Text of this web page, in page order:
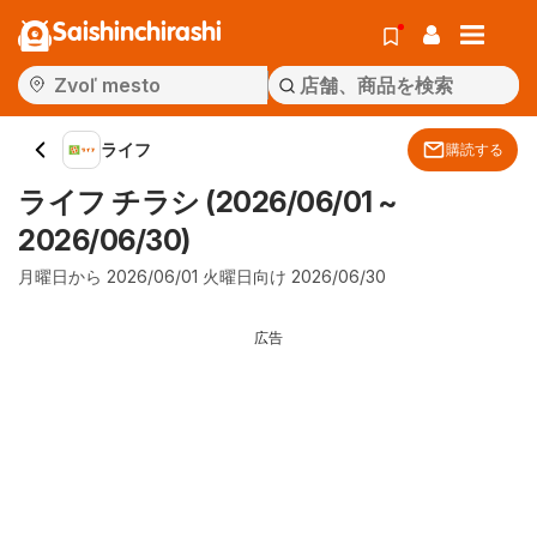
Saishinchirashi
ライフ 購読する
ライフ チラシ (2026/06/01 ~
2026/06/30)
月曜日から 2026/06/01 火曜日向け 2026/06/30
広告